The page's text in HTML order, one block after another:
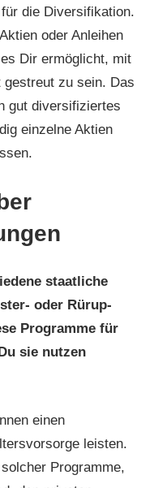
die Diversifikation.
oder Anleihen
Dir ermöglicht, mit
zu sein. Das
gut diversifiziertes
einzelne Aktien
staatliche
oder Rürup-
Programme für
sie nutzen
einen
leisten.
Programme,